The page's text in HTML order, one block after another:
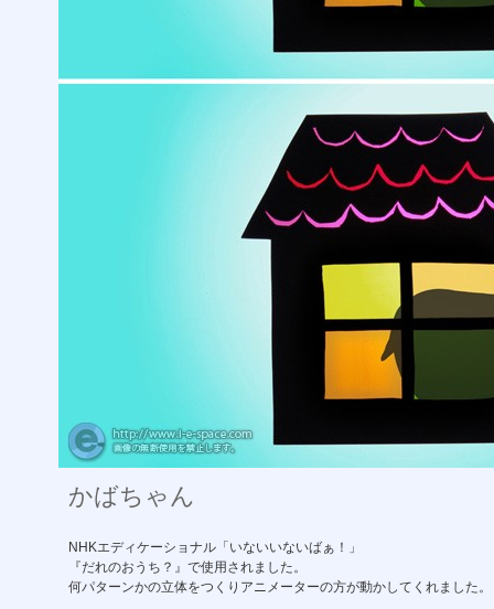
かばちゃん
NHKエディケーショナル「いないいないばぁ！」
『だれのおうち？』で使用されました。
何パターンかの立体をつくりアニメーターの方が動かしてくれました。